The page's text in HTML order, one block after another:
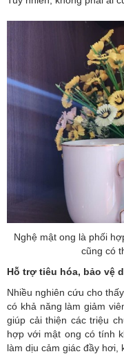
Nghệ mật ong là phối
cũng có
Hỗ trợ tiêu hóa, bảo vệ
Nhiều nghiên cứu cho
có khả năng làm giảm
giúp cải thiện các triệu
hợp với mật ong có tính
làm dịu cảm giác đầy hơi,